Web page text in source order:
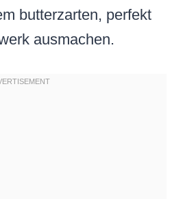
butterzarten, perfekt
ausmachen.